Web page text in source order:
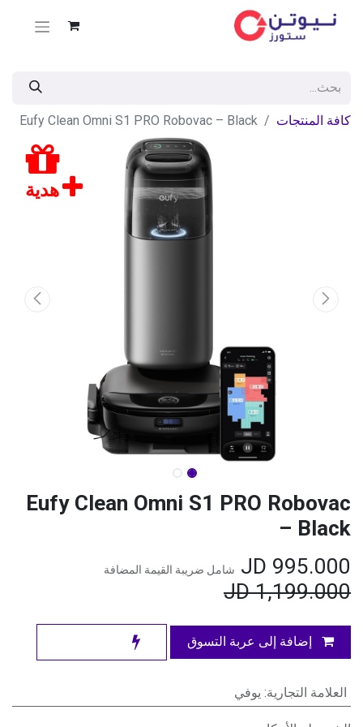
كافة المنتجات Eufy Clean Omni S1 PRO Robovac – Black
هدية
Eufy Clean Omni S1 PRO Robovac
– Black
995.000
شامل ضريبة القيمة المضافة
1,199.000
JD
إضافة إلى عربة التسوق
العلامة التجارية: يوفي